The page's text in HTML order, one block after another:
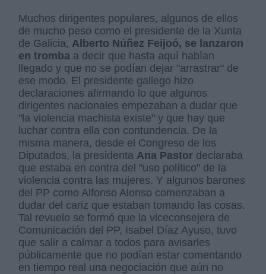
Muchos dirigentes populares, algunos de ellos
de mucho peso como el presidente de la Xunta
de Galicia, Alberto Núñez Feijoó, se lanzaron
en tromba a decir que hasta aquí habían
llegado y que no se podían dejar "arrastrar" de
ese modo. El presidente gallego hizo
declaraciones afirmando lo que algunos
dirigentes nacionales empezaban a dudar que
"la violencia machista existe" y que hay que
luchar contra ella con contundencia. De la
misma manera, desde el Congreso de los
Diputados, la presidenta Ana Pastor declaraba
que estaba en contra del "uso político" de la
violencia contra las mujeres. Y algunos barones
del PP como Alfonso Alonso comenzaban a
dudar del cariz que estaban tomando las cosas.
Tal revuelo se formó que la viceconsejera de
Comunicación del PP, Isabel Díaz Ayuso, tuvo
que salir a calmar a todos para avisarles
públicamente que no podían estar comentando
en tiempo real una negociación que aún no